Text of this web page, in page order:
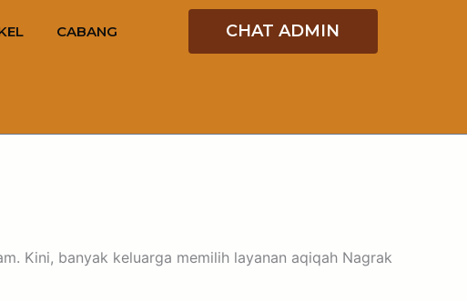
CABANG CHAT ADMIN
Kini, banyak keluarga memilih layanan aqiqah Nagrak